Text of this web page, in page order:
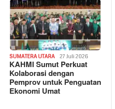
SUMATERA UTARA 27 Juli 2026
KAHMI Sumut Perkuat
Kolaborasi dengan
Pemprov untuk Penguatan
Ekonomi Umat